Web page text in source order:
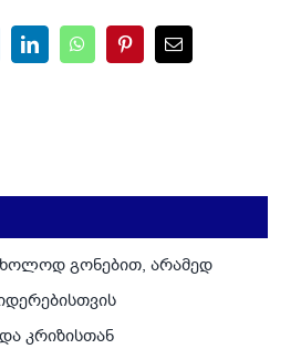
LinkedInWhatsAppPinterestEmail
გონებით, არამედ
კრიზისთან